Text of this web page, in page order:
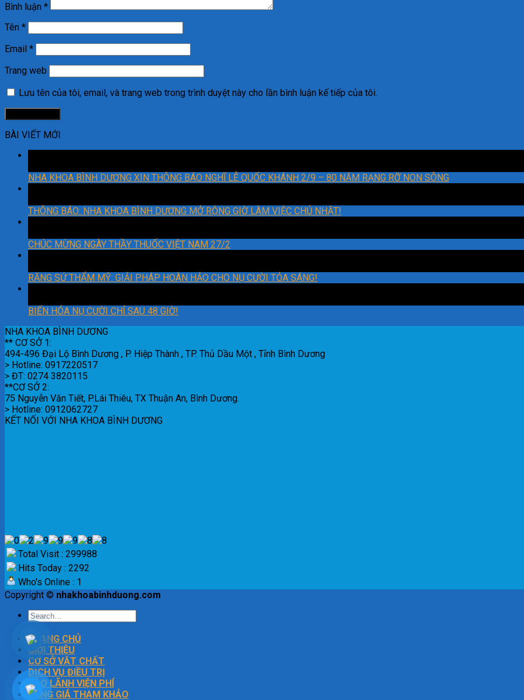
Bình luận *
Tên *
Email *
Trang web
Lưu tên của tôi, email, và trang web trong trình duyệt này cho lần bình luận kế tiếp của tôi.
BÀI VIẾT MỚI
NHA KHOA BÌNH DƯƠNG XIN THÔNG BÁO NGHĨ LỄ QUỐC KHÁNH 2/9 – 80 NĂM RẠNG RỠ NON SÔNG
THÔNG BÁO: NHA KHOA BÌNH DƯƠNG MỞ RỘNG GIỜ LÀM VIỆC CHỦ NHẬT!
CHÚC MỪNG NGÀY THẦY THUỐC VIỆT NAM 27/2
RĂNG SỨ THẨM MỸ: GIẢI PHÁP HOÀN HẢO CHO NỤ CƯỜI TỎA SÁNG!
BIẾN HÓA NỤ CƯỜI CHỈ SAU 48 GIỜ!
NHA KHOA BÌNH DƯƠNG
** CƠ SỞ 1:
494-496 Đại Lộ Bình Dương , P. Hiệp Thành , TP. Thủ Dầu Một , Tỉnh Bình Dương
> Hotline: 0917220517
> ĐT: 0274 3820115
**CƠ SỞ 2:
75 Nguyễn Văn Tiết, P.Lái Thiêu, TX Thuận An, Bình Dương.
> Hotline: 0912062727
KẾT NỐI VỚI NHA KHOA BÌNH DƯƠNG
Total Visit : 299988
Hits Today : 2292
Who's Online : 1
Copyright © nhakhoabinhduong.com
TRANG CHỦ
GIỚI THIỆU
CƠ SỞ VẬT CHẤT
DỊCH VỤ ĐIỀU TRỊ
BẢO LÃNH VIỆN PHÍ
BẢNG GIÁ THAM KHẢO